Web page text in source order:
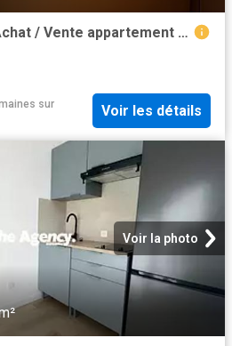
Marseille 1er 13001 Achat / Vente appartement 1 pièce t1
sur
Voir les détails
Voir la photo